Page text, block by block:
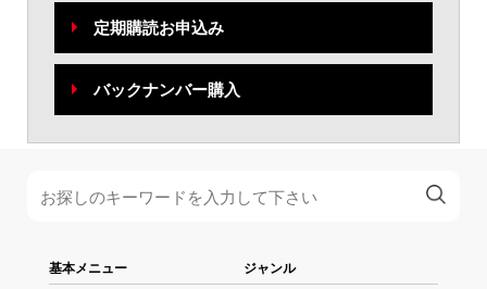
定期購読お申込み
バックナンバー購入
基本メニュー ジャンル